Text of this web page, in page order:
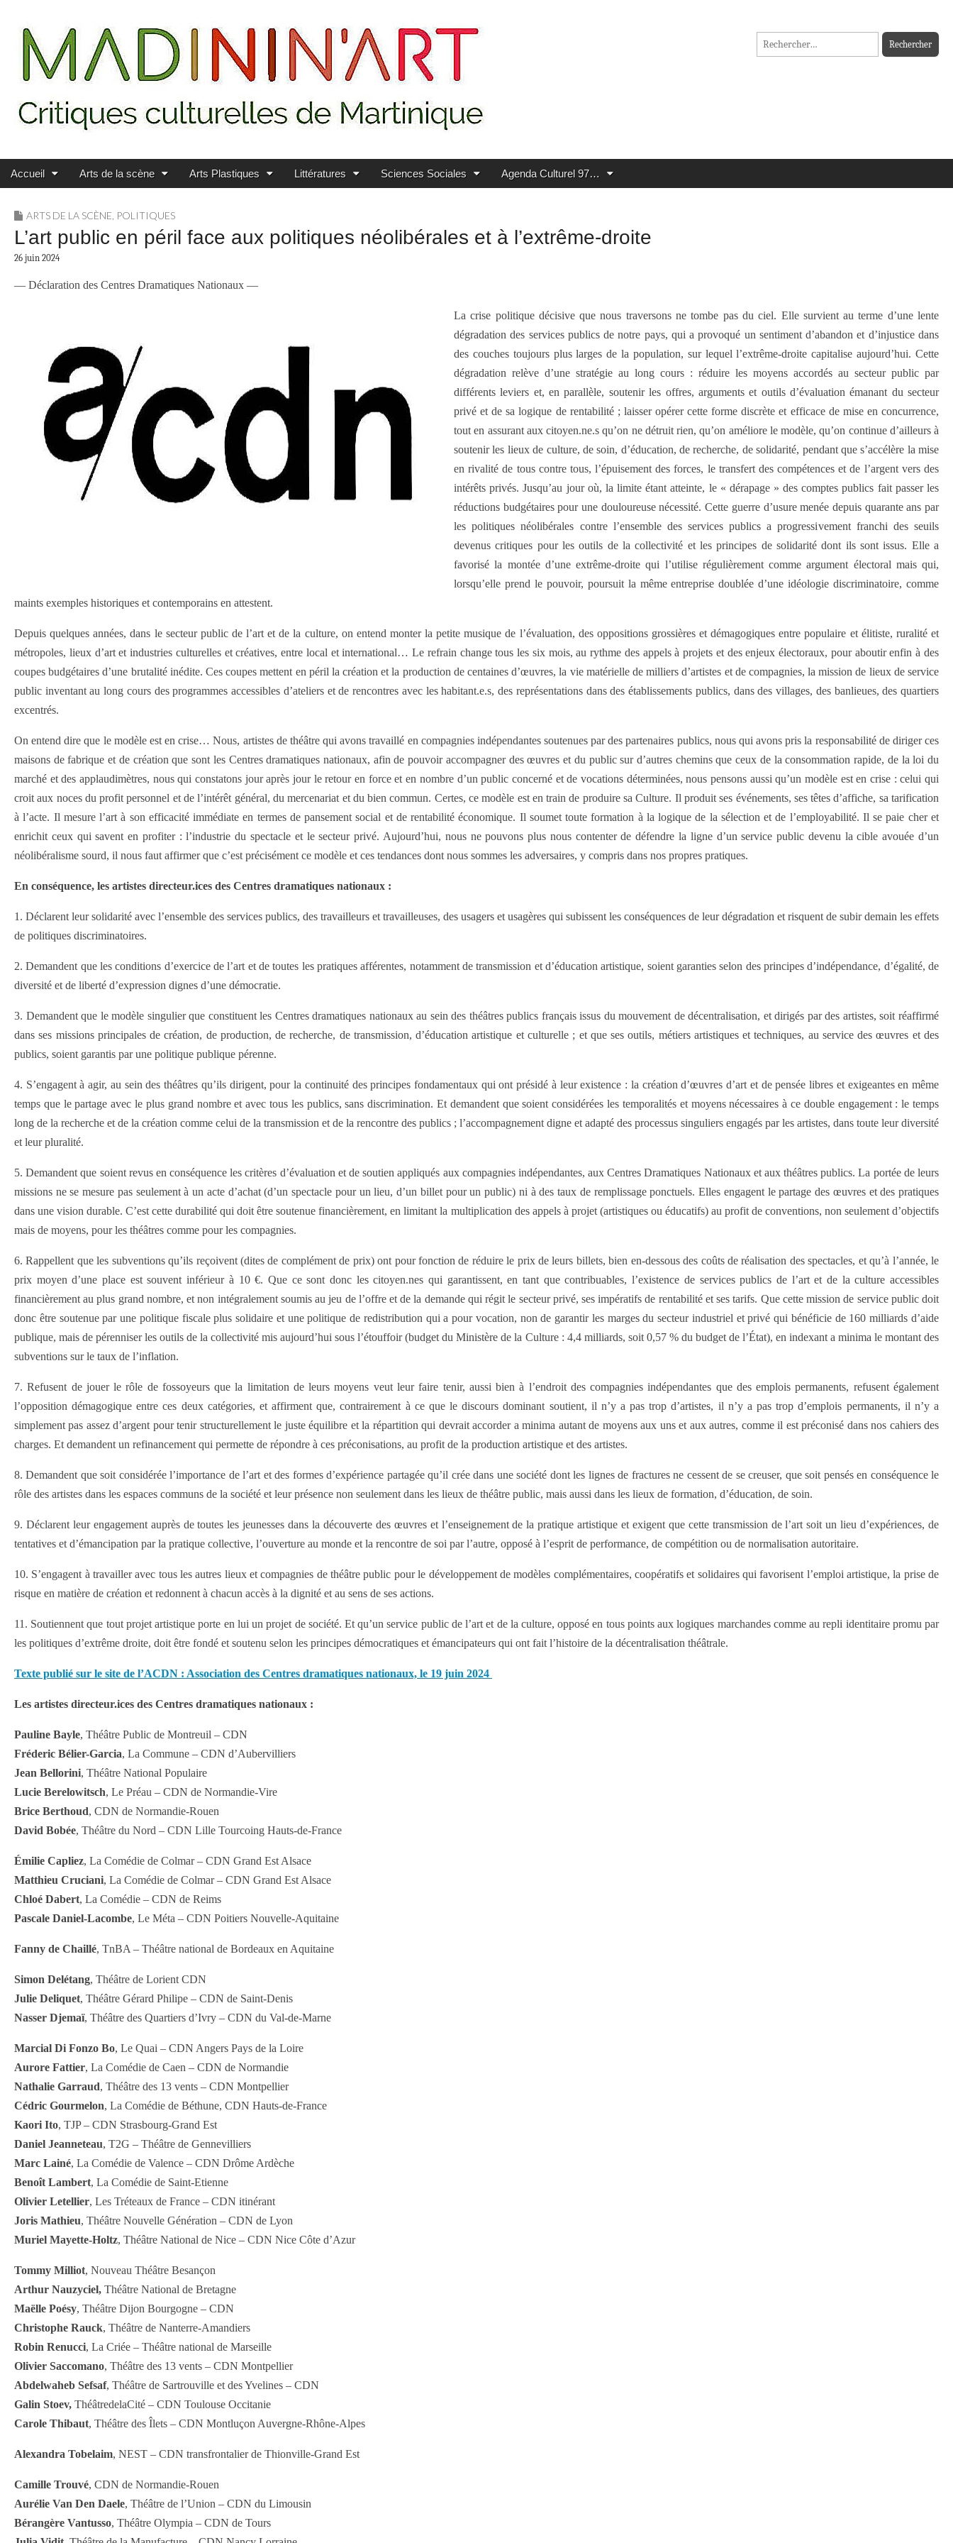
MADININ'ART
Rechercher :
Main menu
Skip to content
Accueil Arts de la scène Arts Plastiques Littératures Sciences Sociales Agenda Culturel 97…
ARTS DE LA SCÈNE POLITIQUES
L’art public en péril face aux politiques néolibérales et à l’extrême-droite
26 juin 2024
— Déclaration des Centres Dramatiques Nationaux —
La crise politique décisive que nous traversons ne tombe pas du ciel. Elle survient au terme d’une lente
dégradation des services publics de notre pays, qui a provoqué un sentiment d’abandon et d’injustice dans
des couches toujours plus larges de la population, sur lequel l’extrême-droite capitalise aujourd’hui. Cette
dégradation relève d’une stratégie au long cours : réduire les moyens accordés au secteur public par
différents leviers et, en parallèle, soutenir les offres, arguments et outils d’évaluation émanant du secteur
privé et de sa logique de rentabilité ; laisser opérer cette forme discrète et efficace de mise en concurrence,
tout en assurant aux citoyen.ne.s qu’on ne détruit rien, qu’on améliore le modèle, qu’on continue d’ailleurs à
soutenir les lieux de culture, de soin, d’éducation, de recherche, de solidarité, pendant que s’accélère la mise
en rivalité de tous contre tous, l’épuisement des forces, le transfert des compétences et de l’argent vers des
intérêts privés. Jusqu’au jour où, la limite étant atteinte, le « dérapage » des comptes publics fait passer les
réductions budgétaires pour une douloureuse nécessité. Cette guerre d’usure menée depuis quarante ans par
les politiques néolibérales contre l’ensemble des services publics a progressivement franchi des seuils
devenus critiques pour les outils de la collectivité et les principes de solidarité dont ils sont issus. Elle a
favorisé la montée d’une extrême-droite qui l’utilise régulièrement comme argument électoral mais qui,
lorsqu’elle prend le pouvoir, poursuit la même entreprise doublée d’une idéologie discriminatoire, comme
maints exemples historiques et contemporains en attestent.
Depuis quelques années, dans le secteur public de l’art et de la culture, on entend monter la petite musique de l’évaluation, des oppositions grossières et démagogiques entre populaire et élitiste, ruralité et
métropoles, lieux d’art et industries culturelles et créatives, entre local et international… Le refrain change tous les six mois, au rythme des appels à projets et des enjeux électoraux, pour aboutir enfin à des
coupes budgétaires d’une brutalité inédite. Ces coupes mettent en péril la création et la production de centaines d’œuvres, la vie matérielle de milliers d’artistes et de compagnies, la mission de lieux de service
public inventant au long cours des programmes accessibles d’ateliers et de rencontres avec les habitant.e.s, des représentations dans des établissements publics, dans des villages, des banlieues, des quartiers
excentrés.
On entend dire que le modèle est en crise… Nous, artistes de théâtre qui avons travaillé en compagnies indépendantes soutenues par des partenaires publics, nous qui avons pris la responsabilité de diriger ces
maisons de fabrique et de création que sont les Centres dramatiques nationaux, afin de pouvoir accompagner des œuvres et du public sur d’autres chemins que ceux de la consommation rapide, de la loi du
marché et des applaudimètres, nous qui constatons jour après jour le retour en force et en nombre d’un public concerné et de vocations déterminées, nous pensons aussi qu’un modèle est en crise : celui qui
croit aux noces du profit personnel et de l’intérêt général, du mercenariat et du bien commun. Certes, ce modèle est en train de produire sa Culture. Il produit ses événements, ses têtes d’affiche, sa tarification
à l’acte. Il mesure l’art à son efficacité immédiate en termes de pansement social et de rentabilité économique. Il soumet toute formation à la logique de la sélection et de l’employabilité. Il se paie cher et
enrichit ceux qui savent en profiter : l’industrie du spectacle et le secteur privé. Aujourd’hui, nous ne pouvons plus nous contenter de défendre la ligne d’un service public devenu la cible avouée d’un
néolibéralisme sourd, il nous faut affirmer que c’est précisément ce modèle et ces tendances dont nous sommes les adversaires, y compris dans nos propres pratiques.
En conséquence, les artistes directeur.ices des Centres dramatiques nationaux :
1. Déclarent leur solidarité avec l’ensemble des services publics, des travailleurs et travailleuses, des usagers et usagères qui subissent les conséquences de leur dégradation et risquent de subir demain les effets
de politiques discriminatoires.
2. Demandent que les conditions d’exercice de l’art et de toutes les pratiques afférentes, notamment de transmission et d’éducation artistique, soient garanties selon des principes d’indépendance, d’égalité, de
diversité et de liberté d’expression dignes d’une démocratie.
3. Demandent que le modèle singulier que constituent les Centres dramatiques nationaux au sein des théâtres publics français issus du mouvement de décentralisation, et dirigés par des artistes, soit réaffirmé
dans ses missions principales de création, de production, de recherche, de transmission, d’éducation artistique et culturelle ; et que ses outils, métiers artistiques et techniques, au service des œuvres et des
publics, soient garantis par une politique publique pérenne.
4. S’engagent à agir, au sein des théâtres qu’ils dirigent, pour la continuité des principes fondamentaux qui ont présidé à leur existence : la création d’œuvres d’art et de pensée libres et exigeantes en même
temps que le partage avec le plus grand nombre et avec tous les publics, sans discrimination. Et demandent que soient considérées les temporalités et moyens nécessaires à ce double engagement : le temps
long de la recherche et de la création comme celui de la transmission et de la rencontre des publics ; l’accompagnement digne et adapté des processus singuliers engagés par les artistes, dans toute leur diversité
et leur pluralité.
5. Demandent que soient revus en conséquence les critères d’évaluation et de soutien appliqués aux compagnies indépendantes, aux Centres Dramatiques Nationaux et aux théâtres publics. La portée de leurs
missions ne se mesure pas seulement à un acte d’achat (d’un spectacle pour un lieu, d’un billet pour un public) ni à des taux de remplissage ponctuels. Elles engagent le partage des œuvres et des pratiques
dans une vision durable. C’est cette durabilité qui doit être soutenue financièrement, en limitant la multiplication des appels à projet (artistiques ou éducatifs) au profit de conventions, non seulement d’objectifs
mais de moyens, pour les théâtres comme pour les compagnies.
6. Rappellent que les subventions qu’ils reçoivent (dites de complément de prix) ont pour fonction de réduire le prix de leurs billets, bien en-dessous des coûts de réalisation des spectacles, et qu’à l’année, le
prix moyen d’une place est souvent inférieur à 10 €. Que ce sont donc les citoyen.nes qui garantissent, en tant que contribuables, l’existence de services publics de l’art et de la culture accessibles
financièrement au plus grand nombre, et non intégralement soumis au jeu de l’offre et de la demande qui régit le secteur privé, ses impératifs de rentabilité et ses tarifs. Que cette mission de service public doit
donc être soutenue par une politique fiscale plus solidaire et une politique de redistribution qui a pour vocation, non de garantir les marges du secteur industriel et privé qui bénéficie de 160 milliards d’aide
publique, mais de pérenniser les outils de la collectivité mis aujourd’hui sous l’étouffoir (budget du Ministère de la Culture : 4,4 milliards, soit 0,57 % du budget de l’État), en indexant a minima le montant des
subventions sur le taux de l’inflation.
7. Refusent de jouer le rôle de fossoyeurs que la limitation de leurs moyens veut leur faire tenir, aussi bien à l’endroit des compagnies indépendantes que des emplois permanents, refusent également
l’opposition démagogique entre ces deux catégories, et affirment que, contrairement à ce que le discours dominant soutient, il n’y a pas trop d’artistes, il n’y a pas trop d’emplois permanents, il n’y a
simplement pas assez d’argent pour tenir structurellement le juste équilibre et la répartition qui devrait accorder a minima autant de moyens aux uns et aux autres, comme il est préconisé dans nos cahiers des
charges. Et demandent un refinancement qui permette de répondre à ces préconisations, au profit de la production artistique et des artistes.
8. Demandent que soit considérée l’importance de l’art et des formes d’expérience partagée qu’il crée dans une société dont les lignes de fractures ne cessent de se creuser, que soit pensés en conséquence le
rôle des artistes dans les espaces communs de la société et leur présence non seulement dans les lieux de théâtre public, mais aussi dans les lieux de formation, d’éducation, de soin.
9. Déclarent leur engagement auprès de toutes les jeunesses dans la découverte des œuvres et l’enseignement de la pratique artistique et exigent que cette transmission de l’art soit un lieu d’expériences, de
tentatives et d’émancipation par la pratique collective, l’ouverture au monde et la rencontre de soi par l’autre, opposé à l’esprit de performance, de compétition ou de normalisation autoritaire.
10. S’engagent à travailler avec tous les autres lieux et compagnies de théâtre public pour le développement de modèles complémentaires, coopératifs et solidaires qui favorisent l’emploi artistique, la prise de
risque en matière de création et redonnent à chacun accès à la dignité et au sens de ses actions.
11. Soutiennent que tout projet artistique porte en lui un projet de société. Et qu’un service public de l’art et de la culture, opposé en tous points aux logiques marchandes comme au repli identitaire promu par
les politiques d’extrême droite, doit être fondé et soutenu selon les principes démocratiques et émancipateurs qui ont fait l’histoire de la décentralisation théâtrale.
Texte publié sur le site de l’ACDN : Association des Centres dramatiques nationaux, le 19 juin 2024
Les artistes directeur.ices des Centres dramatiques nationaux :
Pauline Bayle, Théâtre Public de Montreuil – CDN
Fréderic Bélier-Garcia, La Commune – CDN d’Aubervilliers
Jean Bellorini, Théâtre National Populaire
Lucie Berelowitsch, Le Préau – CDN de Normandie-Vire
Brice Berthoud, CDN de Normandie-Rouen
David Bobée, Théâtre du Nord – CDN Lille Tourcoing Hauts-de-France
Émilie Capliez, La Comédie de Colmar – CDN Grand Est Alsace
Matthieu Cruciani, La Comédie de Colmar – CDN Grand Est Alsace
Chloé Dabert, La Comédie – CDN de Reims
Pascale Daniel-Lacombe, Le Méta – CDN Poitiers Nouvelle-Aquitaine
Fanny de Chaillé, TnBA – Théâtre national de Bordeaux en Aquitaine
Simon Delétang, Théâtre de Lorient CDN
Julie Deliquet, Théâtre Gérard Philipe – CDN de Saint-Denis
Nasser Djemaï, Théâtre des Quartiers d’Ivry – CDN du Val-de-Marne
Marcial Di Fonzo Bo, Le Quai – CDN Angers Pays de la Loire
Aurore Fattier, La Comédie de Caen – CDN de Normandie
Nathalie Garraud, Théâtre des 13 vents – CDN Montpellier
Cédric Gourmelon, La Comédie de Béthune, CDN Hauts-de-France
Kaori Ito, TJP – CDN Strasbourg-Grand Est
Daniel Jeanneteau, T2G – Théâtre de Gennevilliers
Marc Lainé, La Comédie de Valence – CDN Drôme Ardèche
Benoît Lambert, La Comédie de Saint-Etienne
Olivier Letellier, Les Tréteaux de France – CDN itinérant
Joris Mathieu, Théâtre Nouvelle Génération – CDN de Lyon
Muriel Mayette-Holtz, Théâtre National de Nice – CDN Nice Côte d’Azur
Tommy Milliot, Nouveau Théâtre Besançon
Arthur Nauzyciel, Théâtre National de Bretagne
Maëlle Poésy, Théâtre Dijon Bourgogne – CDN
Christophe Rauck, Théâtre de Nanterre-Amandiers
Robin Renucci, La Criée – Théâtre national de Marseille
Olivier Saccomano, Théâtre des 13 vents – CDN Montpellier
Abdelwaheb Sefsaf, Théâtre de Sartrouville et des Yvelines – CDN
Galin Stoev, ThéâtredelaCité – CDN Toulouse Occitanie
Carole Thibaut, Théâtre des Îlets – CDN Montluçon Auvergne-Rhône-Alpes
Alexandra Tobelaim, NEST – CDN transfrontalier de Thionville-Grand Est
Camille Trouvé, CDN de Normandie-Rouen
Aurélie Van Den Daele, Théâtre de l’Union – CDN du Limousin
Bérangère Vantusso, Théâtre Olympia – CDN de Tours